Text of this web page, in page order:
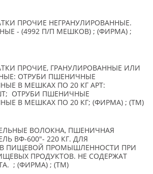
ПРОЧИЕ НЕГРАНУЛИРОВАННЫЕ.
- (4992 П/П МЕШКОВ) ; (ФИРМА) ;
ПРОЧИЕ, ГРАНУЛИРОВАННЫЕ ИЛИ
ОТРУБИ ПШЕНИЧНЫЕ
В МЕШКАХ ПО 20 КГ АРТ:
ОТРУБИ ПШЕНИЧНЫЕ
В МЕШКАХ ПО 20 КГ; (ФИРМА) ; (TM)
ВОЛОКНА, ПШЕНИЧНАЯ
ВФ-600"- 220 КГ. ДЛЯ
ПИЩЕВОЙ ПРОМЫШЛЕННОСТИ ПРИ
ПРОДУКТОВ. НЕ СОДЕРЖАТ
; (ФИРМА) ; (TM)